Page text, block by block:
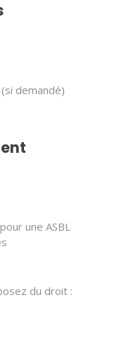
demandé)
une ASBL
du droit :